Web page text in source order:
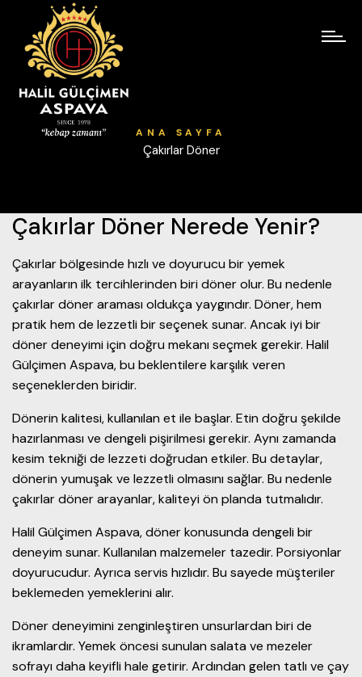
ANA SAYFA
Çakırlar Döner
Çakırlar Döner Nerede Yenir?
Çakırlar bölgesinde hızlı ve doyurucu bir yemek
arayanların ilk tercihlerinden biri döner olur. Bu nedenle
çakırlar döner araması oldukça yaygındır. Döner, hem
pratik hem de lezzetli bir seçenek sunar. Ancak iyi bir
döner deneyimi için doğru mekanı seçmek gerekir. Halil
Gülçimen Aspava, bu beklentilere karşılık veren
seçeneklerden biridir.
Dönerin kalitesi, kullanılan et ile başlar. Etin doğru şekilde
hazırlanması ve dengeli pişirilmesi gerekir. Aynı zamanda
kesim tekniği de lezzeti doğrudan etkiler. Bu detaylar,
dönerin yumuşak ve lezzetli olmasını sağlar. Bu nedenle
çakırlar döner arayanlar, kaliteyi ön planda tutmalıdır.
Halil Gülçimen Aspava, döner konusunda dengeli bir
deneyim sunar. Kullanılan malzemeler tazedir. Porsiyonlar
doyurucudur. Ayrıca servis hızlıdır. Bu sayede müşteriler
beklemeden yemeklerini alır.
Döner deneyimini zenginleştiren unsurlardan biri de
ikramlardır. Yemek öncesi sunulan salata ve mezeler
sofrayı daha keyifli hale getirir. Ardından gelen tatlı ve çay